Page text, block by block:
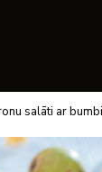
salāti ar